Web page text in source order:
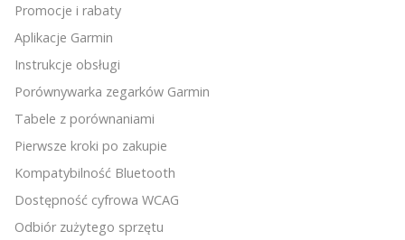
Promocje i rabaty
Aplikacje Garmin
Instrukcje obsługi
Porównywarka zegarków Garmin
Tabele z porównaniami
Pierwsze kroki po zakupie
Kompatybilność Bluetooth
Dostępność cyfrowa WCAG
Odbiór zużytego sprzętu